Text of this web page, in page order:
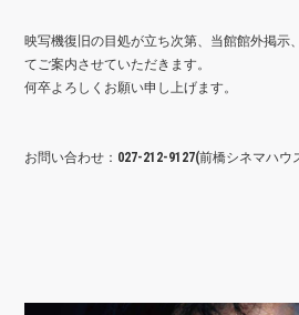
映写機復旧の目処が立ち次第、当館館外掲示
てご案内させていただきます。
何卒よろしくお願い申し上げます。
お問い合わせ： 027-212-9127(前橋シネマハウ